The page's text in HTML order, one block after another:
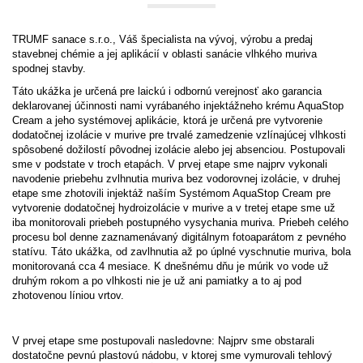
TRUMF sanace s.r.o., Váš špecialista na vývoj, výrobu a predaj
stavebnej chémie a jej aplikácií v oblasti sanácie vlhkého muriva
spodnej stavby.
Táto ukážka je určená pre laickú i odbornú verejnosť ako garancia
deklarovanej účinnosti nami vyrábaného injektážneho krému AquaStop
Cream a jeho systémovej aplikácie, ktorá je určená pre vytvorenie
dodatočnej izolácie v murive pre trvalé zamedzenie vzlínajúcej vlhkosti
spôsobené dožilostí pôvodnej izolácie alebo jej absenciou. Postupovali
sme v podstate v troch etapách. V prvej etape sme najprv vykonali
navodenie priebehu zvlhnutia muriva bez vodorovnej izolácie, v druhej
etape sme zhotovili injektáž naším Systémom AquaStop Cream pre
vytvorenie dodatočnej hydroizolácie v murive a v tretej etape sme už
iba monitorovali priebeh postupného vysychania muriva. Priebeh celého
procesu bol denne zaznamenávaný digitálnym fotoaparátom z pevného
statívu. Táto ukážka, od zavlhnutia až po úplné vyschnutie muriva, bola
monitorovaná cca 4 mesiace. K dnešnému dňu je múrik vo vode už
druhým rokom a po vlhkosti nie je už ani pamiatky a to aj pod
zhotovenou líniou vrtov.
V prvej etape sme postupovali nasledovne: Najprv sme obstarali
dostatočne pevnú plastovú nádobu, v ktorej sme vymurovali tehlový